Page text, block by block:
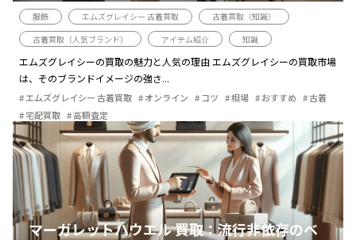
服飾 エムズグレイシー 古着買取
古着買取（知識）
古着買取（人気ブランド）
アイテム紹介 知識
エムズグレイシーの買取の魅力と人気の理由 エムズグレイシーの買取市場
は、そのブランドイメージの強さ...
エムズグレイシー 古着買取 オンライン コツ 相場 おすすめ
古着
宅配買取
高額査定
マーガレットハウエル 買取：流行非依存のベ